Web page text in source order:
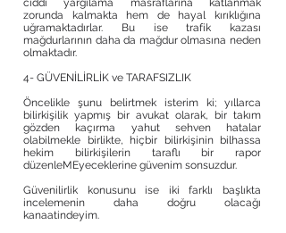
ciddi yargılama masraflarına katlanmak
zorunda kalmakta hem de hayal kırıklığına
uğramaktadırlar. Bu ise trafik kazası
mağdurlarının daha da mağdur olmasına neden
olmaktadır.
4- GÜVENİLİRLİK ve TARAFSIZLIK
Öncelikle şunu belirtmek isterim ki; yıllarca
bilirkişilik yapmış bir avukat olarak, bir takım
gözden kaçırma yahut sehven hatalar
olabilmekle birlikte, hiçbir bilirkişinin bilhassa
hekim bilirkişilerin taraflı bir rapor
düzenleMEyeceklerine güvenim sonsuzdur.
Güvenilirlik konusunu ise iki farklı başlıkta
incelemenin daha doğru olacağı
kanaatindeyim.